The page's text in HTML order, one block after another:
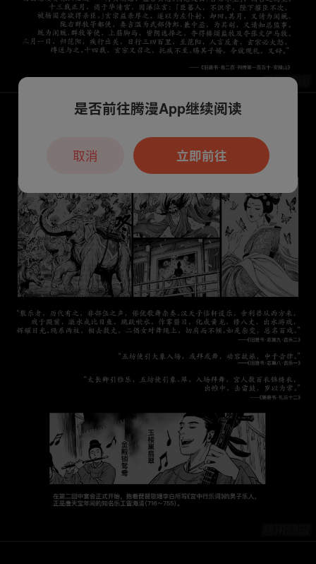
是否前往腾漫App继续阅读
立即前往
取消